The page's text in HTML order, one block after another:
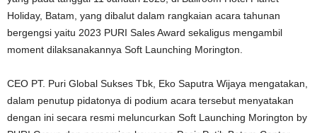
Holiday, Batam, yang dibalut dalam rangkaian acara tahunan
bergengsi yaitu 2023 PURI Sales Award sekaligus mengambil
moment dilaksanakannya Soft Launching Morington.
CEO PT. Puri Global Sukses Tbk, Eko Saputra Wijaya mengatakan,
dalam penutup pidatonya di podium acara tersebut menyatakan
dengan ini secara resmi meluncurkan Soft Launching Morington by